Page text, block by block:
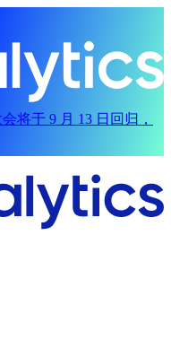
将于 9 月 13 日回归，